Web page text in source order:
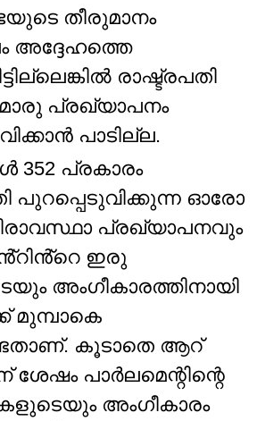
തീരുമാനം
അദ്ദേഹത്തെ
രാഷ്ട്രപതി
പ്രഖ്യാപനം
പാടില്ല.
352 പ്രകാരം
പുറപ്പെടുവിക്കുന്ന ഓരോ
പ്രഖ്യാപനവും
ഇരു
അംഗീകാരത്തിനായി
മുമ്പാകെ
കൂടാതെ ആറ്
ശേഷം പാർലമെന്റിന്റെ
അംഗീകാരം